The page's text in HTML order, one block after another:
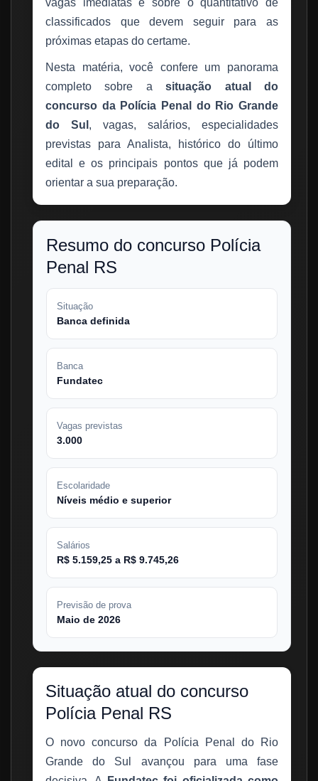
classificados que devem seguir para as
próximas etapas do certame.
Nesta matéria, você confere um panorama
completo sobre asituação atual do
concurso da Polícia Penal do Rio Grande
do Sul , vagas, salários, especialidades
previstas para Analista, histórico do último
edital e os principais pontos que já podem
orientar a sua preparação.
Resumo do concurso Polícia
Penal RS
Situação
Banca definida
Banca
Fundatec
Vagas previstas
3.000
Escolaridade
Níveis médio e superior
Salários
R$ 5.159,25 a R$ 9.745,26
Previsão de prova
Maio de 2026
Situação atual do concurso
Polícia Penal RS
O novo concurso da Polícia Penal do Rio
Grande do Sul avançou para uma fase